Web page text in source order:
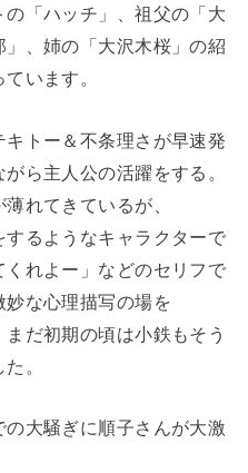
「ハッチ」、祖父の「大
、姉の「大沢木桜」の紹
います。
トー＆不条理さが早速発
ら主人公の活躍をする。
れてきているが、
るようなキャラクターで
れよー」などのセリフで
妙な心理描写の場を
だ初期の頃は小鉄もそう
。
大騒ぎに順子さんが大激